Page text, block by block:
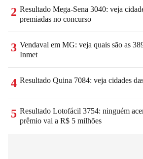
2 Resultado Mega-Sena 3040: veja
premiadas no concurso
3 Vendaval em MG: veja quais são as
Inmet
4 Resultado Quina 7084: veja cidades
5 Resultado Lotofácil 3754: ninguém
prêmio vai a R$ 5 milhões